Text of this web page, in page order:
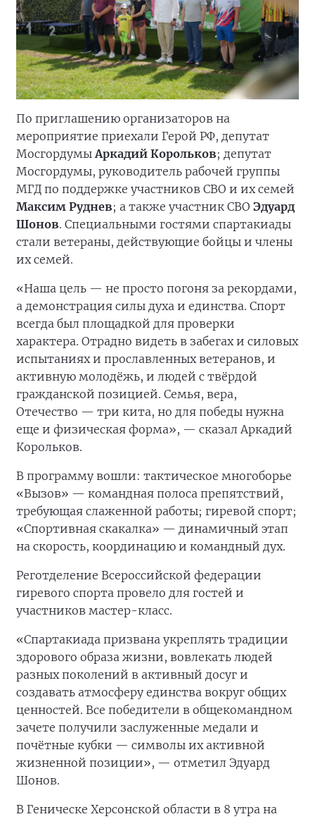
По приглашению организаторов на
мероприятие приехали Герой РФ, депутат
МосгордумыАркадий Корольков; депутат
Мосгордумы, руководитель рабочей группы
МГД по поддержке участников СВО и их семей
Максим Руднев; а также участник СВО Эдуард
Шонов. Специальными гостями спартакиады
стали ветераны, действующие бойцы и члены
их семей.
«Наша цель — не просто погоня за рекордами,
а демонстрация силы духа и единства. Спорт
всегда был площадкой для проверки
характера. Отрадно видеть в забегах и силовых
испытаниях и прославленных ветеранов, и
активную молодёжь, и людей с твёрдой
гражданской позицией. Семья, вера,
Отечество — три кита, но для победы нужна
еще и физическая форма», — сказал Аркадий
Корольков.
В программу вошли: тактическое многоборье
«Вызов» — командная полоса препятствий,
требующая слаженной работы; гиревой спорт;
«Спортивная скакалка» — динамичный этап
на скорость, координацию и командный дух.
Реготделение Всероссийской федерации
гиревого спорта провело для гостей и
участников мастер-класс.
«Спартакиада призвана укреплять традиции
здорового образа жизни, вовлекать людей
разных поколений в активный досуг и
создавать атмосферу единства вокруг общих
ценностей. Все победители в общекомандном
зачете получили заслуженные медали и
почётные кубки — символы их активной
жизненной позиции», — отметил Эдуард
Шонов.
В Геническе Херсонской области в 8 утра на